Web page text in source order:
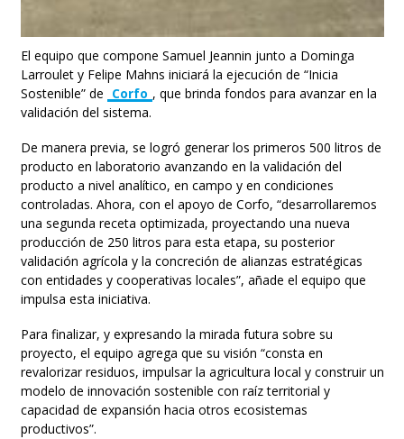
El equipo que compone Samuel Jeannin junto a Dominga
Larroulet y Felipe Mahns iniciará la ejecución de “Inicia
Sostenible” de Corfo , que brinda fondos para avanzar en la
validación del sistema.
De manera previa, se logró generar los primeros 500 litros de
producto en laboratorio avanzando en la validación del
producto a nivel analítico, en campo y en condiciones
controladas. Ahora, con el apoyo de Corfo, “desarrollaremos
una segunda receta optimizada, proyectando una nueva
producción de 250 litros para esta etapa, su posterior
validación agrícola y la concreción de alianzas estratégicas
con entidades y cooperativas locales”, añade el equipo que
impulsa esta iniciativa.
Para finalizar, y expresando la mirada futura sobre su
proyecto, el equipo agrega que su visión “consta en
revalorizar residuos, impulsar la agricultura local y construir un
modelo de innovación sostenible con raíz territorial y
capacidad de expansión hacia otros ecosistemas
productivos”.